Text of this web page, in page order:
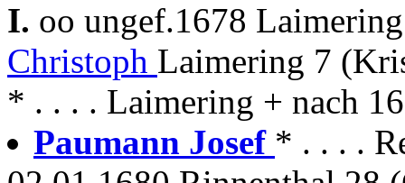
I. oo ungef.1678
Christoph Laimering 7
* . . . . Laimering + nach
Paumann Josef * . . . .